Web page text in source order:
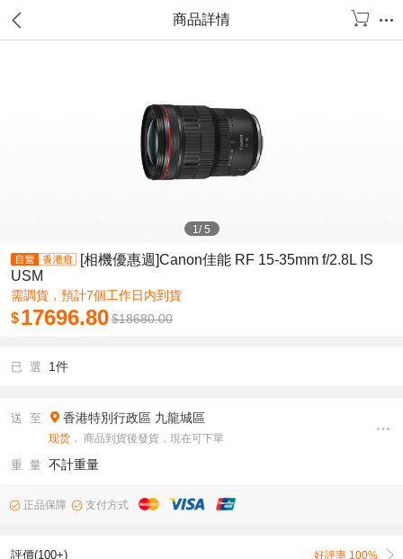
商品詳情
1/5
[相機優惠週]Canon佳能 RF 15-35mm f/2.8L IS
USM
需調貨，預計7個工作日内到貨
$17696.80$18680.00
已 選 1件
送 至 香港特別行政區 九龍城區
现货 ， 商品到貨後發貨，現在可下單
重 量 不計重量
正品保障 支付方式
評價(100+) 好評率 100%